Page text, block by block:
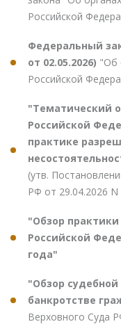
Российской
Федеральный
от 02.05.2026) "Об
Российской
"Тематический
Российской
практике
(утв.
РФ от 29.04.2026
"Обзор
Российской
года"
"Обзор
банкротстве
Верховного Суда